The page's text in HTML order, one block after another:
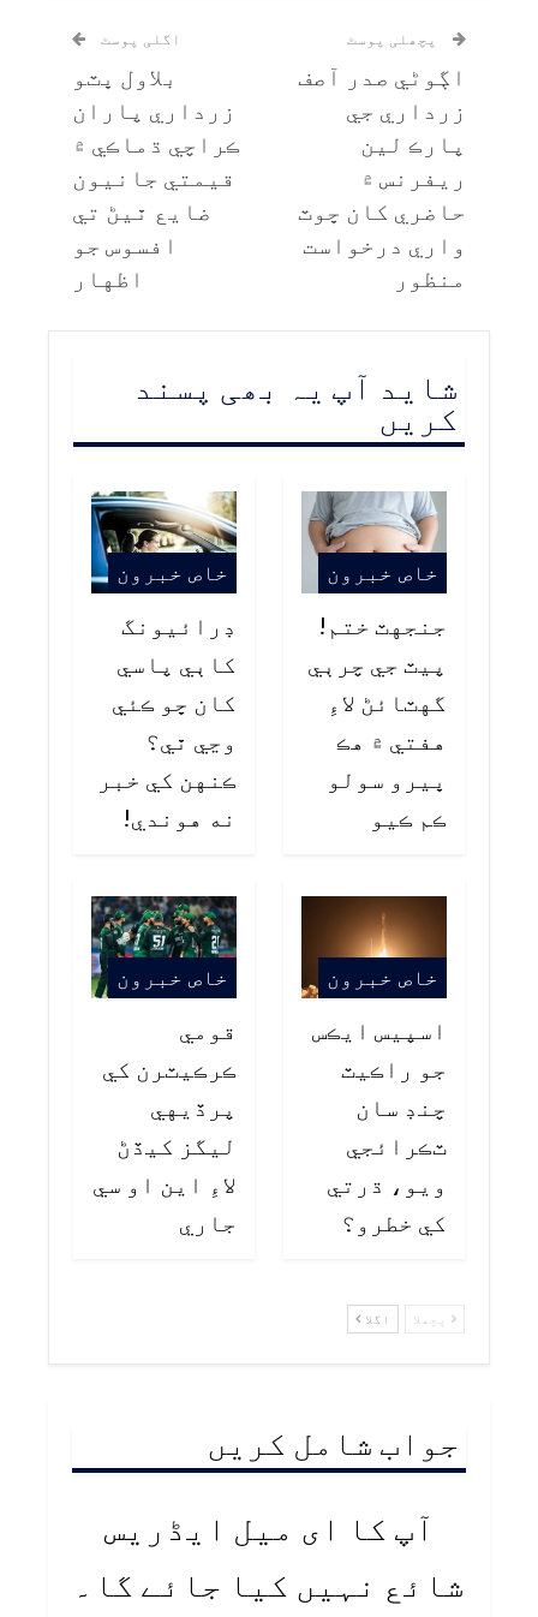
پچھلی پوسٹ
اڳوڻي صدر آصف
زرداري جي
پارڪ لين
ريفرنس ۾
حاضري کان ڇوٽ
واري درخواست
منظور
اگلی پوسٹ
بلاول ڀٽو
زرداري پاران
ڪراچي ڌماڪي ۾
قيمتي جانيون
ضايع ٿيڻ تي
افسوس جو
اظهار
شاید آپ یہ بھی پسند
کریں
خاص خبرون
جنجهٽ ختم!
پيٽ جي چرٻي
گهٽائڻ لاءِ
هفتي ۾ هڪ
ڀيرو سولو
ڪم ڪيو
خاص خبرون
ڊرائيونگ
کاٻي پاسي
کان ڇو ڪئي
وڃي ٿي؟
ڪنهن کي خبر
نه هوندي!
خاص خبرون
اسپيس ايڪس
جو راڪيٽ
چنڊ سان
ٽڪرائجي
ويو، ڌرتي
کي خطرو؟
خاص خبرون
قومي
ڪرڪيٽرن کي
پرڏيهي
ليگز کيڏڻ
لاءِ اين او سي
جاري
پچھلا اگلا
جواب شامل کریں
آپ کا ای میل ایڈریس
شائع نہیں کیا جائے گا۔